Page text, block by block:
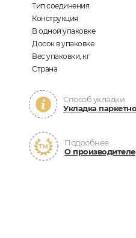
Тип соединения
Конструкция
В одной упаковке
Досок в упаковке
Вес упаковки, кг
Страна
Способ укладки
Укладка
Подробнее
О производителе